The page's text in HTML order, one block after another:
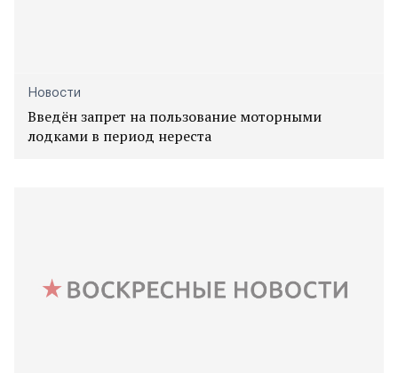
Новости
Введён запрет на пользование моторными
лодками в период нереста